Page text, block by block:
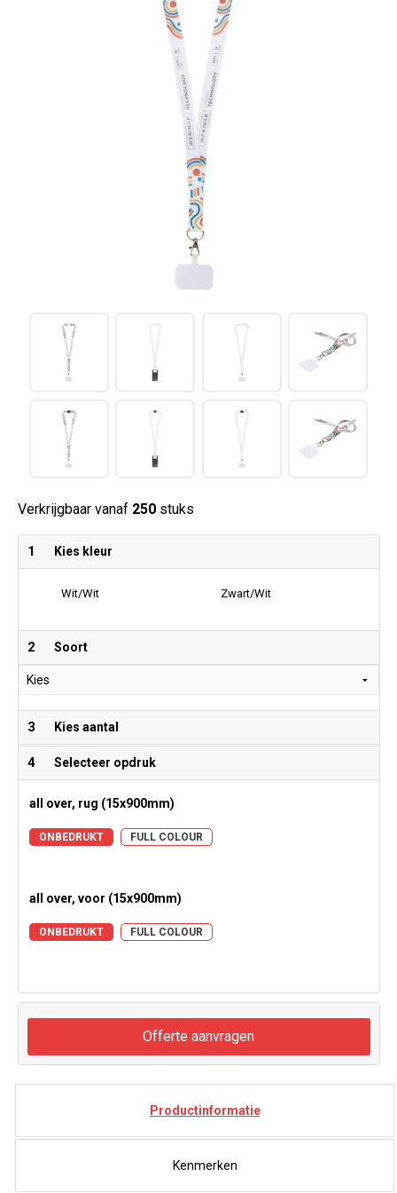
Verkrijgbaar vanaf 250stuks
1 Kies kleur
Wit/Wit Zwart/Wit
2 Soort
3 Kies aantal
4 Selecteer opdruk
all over, rug (15x900mm)
ONBEDRUKT FULL COLOUR
all over, voor (15x900mm)
ONBEDRUKT FULL COLOUR
Offerte aanvragen
Productinformatie
Kenmerken